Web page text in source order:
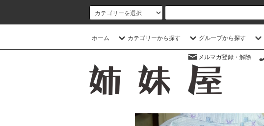
ホーム カテゴリーから探す グループから探す
メルマガ登録・解除